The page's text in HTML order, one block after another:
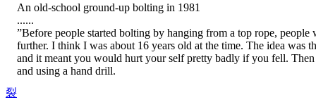
裂
An old-school ground-up bolting in 1981
......
”Before people started bolting by hanging from a top rope,
further. I think I was about 16 years old at the time. The idea was
and it meant you would hurt your self pretty badly if you fell.
and using a hand drill.